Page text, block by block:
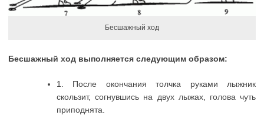
Бесшажный ход
Бесшажный ход выполняется следующим образом:
1. После окончания толчка руками лыжник
скользит, согнувшись на двух лыжах, голова чуть
приподнята.